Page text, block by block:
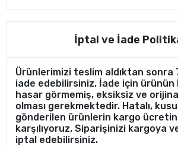
İptal ve İade
Ürünlerimizi teslim aldıktan sonra
iade edebilirsiniz. İade için ürünün
hasar görmemiş, eksiksiz ve
olması gerekmektedir. Hatalı,
gönderilen ürünlerin kargo
karşılıyoruz. Siparişinizi kargoya
iptal edebilirsiniz.